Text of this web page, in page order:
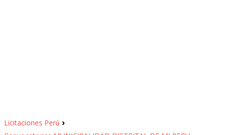
Licitaciones Perú ›